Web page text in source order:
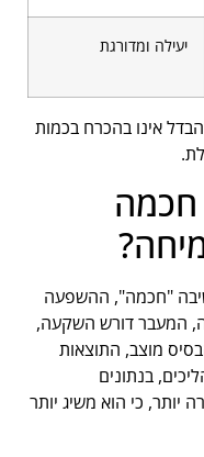
יעילה ומדורגת
אינו בהכרח בכמות
חכמה
"חכמה", ההשפעה
המעבר דורש השקעה,
מוצב, התוצאות
בנתונים
יותר, כי הוא משיג יותר